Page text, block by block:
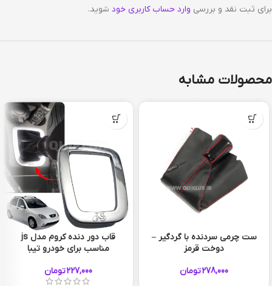
برای ثبت نقد و بررسی وارد حساب کاربری خود شوید.
محصولات مشابه
ست چرمی سردنده با گردگیر –
دوخت قرمز
278,000تومان
نقره ای براق
قاب دور دنده کروم مدل js
مناسب برای خودرو تیبا
227,000تومان